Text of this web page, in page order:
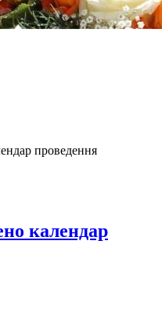
проведення
календар